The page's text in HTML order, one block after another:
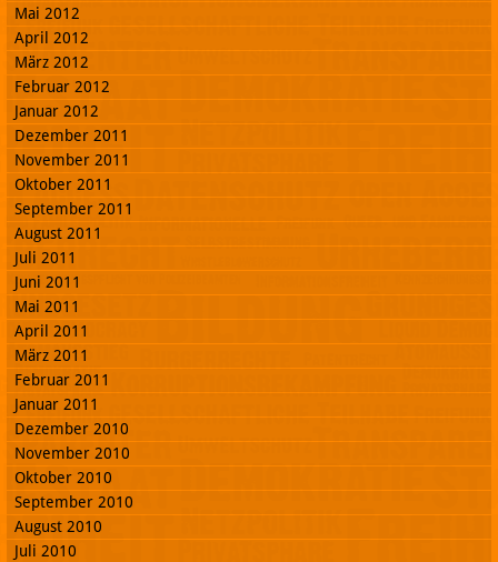
Mai 2012
April 2012
März 2012
Februar 2012
Januar 2012
Dezember 2011
November 2011
Oktober 2011
September 2011
August 2011
Juli 2011
Juni 2011
Mai 2011
April 2011
März 2011
Februar 2011
Januar 2011
Dezember 2010
November 2010
Oktober 2010
September 2010
August 2010
Juli 2010